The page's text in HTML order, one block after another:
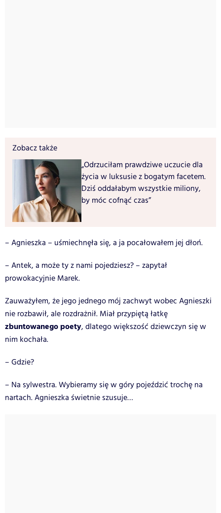
Zobacz także
„Odrzuciłam prawdziwe uczucie dla
życia w luksusie z bogatym facetem.
Dziś oddałabym wszystkie miliony,
by móc cofnąć czas”
– Agnieszka – uśmiechnęła się, a ja pocałowałem jej dłoń.
– Antek, a może ty z nami pojedziesz? – zapytał
prowokacyjnie Marek.
Zauważyłem, że jego jednego mój zachwyt wobec Agnieszki
nie rozbawił, ale rozdrażnił. Miał przypiętą łatkę
zbuntowanego poety, dlatego większość dziewczyn się w
nim kochała.
– Gdzie?
– Na sylwestra. Wybieramy się w góry pojeździć trochę na
nartach. Agnieszka świetnie szusuje…